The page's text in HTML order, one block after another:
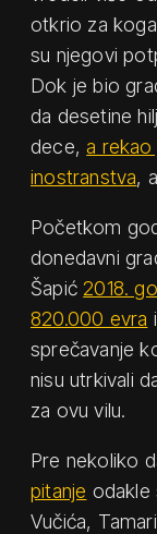
otkrio za
su njegovi
Dok je bio
da desetine
dece,a rekao
inostranstva,
Početkom
donedavni
Šapić 2018.
820.000 evra
sprečavanje
nisu utrkivali
za ovu vilu.
Pre nekoliko
pitanje odakle
Vučića,